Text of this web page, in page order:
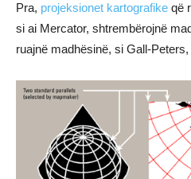
Pra, projeksionet kartografike që
si ai Mercator, shtrembërojnë
ruajnë madhësinë, si Gall-